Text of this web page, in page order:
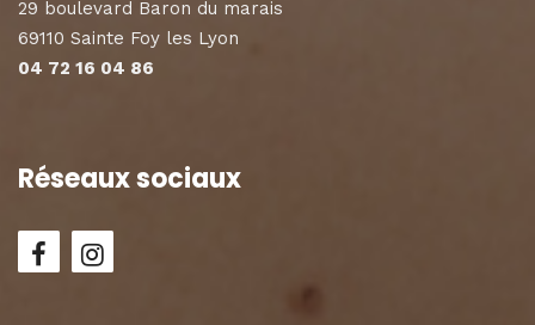
29 boulevard Baron du marais
69110 Sainte Foy les Lyon
04 72 16 04 86
Réseaux sociaux